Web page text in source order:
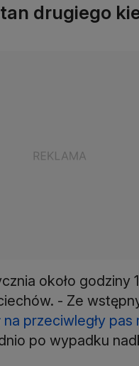
drugiego
około
- Ze
na przeciwległy
po wypadku